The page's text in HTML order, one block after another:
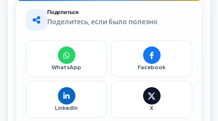
Поделиться
Поделитесь, если было полезно
WhatsApp Facebook
LinkedIn X